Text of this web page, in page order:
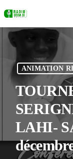
ANIMATION
LAHI-